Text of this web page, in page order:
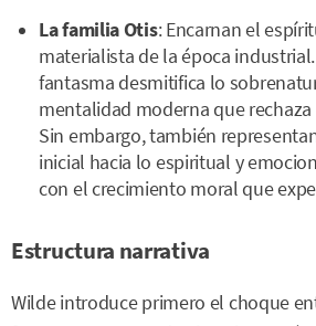
La familia Otis: Encarnan el
materialista de la época
fantasma desmitifica lo
mentalidad moderna que
Sin embargo, también
inicial hacia lo espiritual y
con el crecimiento moral que
Estructura narrativa
Wilde introduce primero el choque